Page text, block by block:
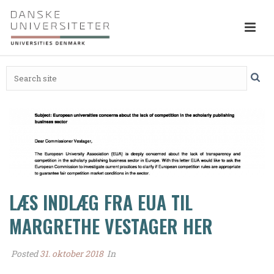
LÆS INDLÆG FRA EUA TIL
MARGRETHE VESTAGER HER
Posted31. oktober 2018 In